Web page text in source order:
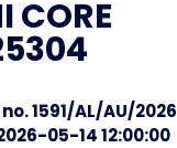
CORE
1591/AL/AU/2026
05-14 12:00:00